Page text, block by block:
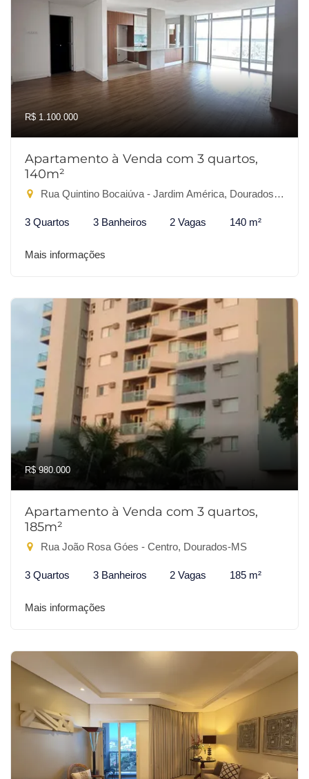
R$ 1.100.000
Apartamento à Venda com 3 quartos,
140m²
Rua Quintino Bocaiúva - Jardim América, Dourados-MS
3 Quartos 3 Banheiros 2 Vagas 140 m²
Mais informações
R$ 980.000
Apartamento à Venda com 3 quartos,
185m²
Rua João Rosa Góes - Centro, Dourados-MS
3 Quartos 3 Banheiros 2 Vagas 185 m²
Mais informações